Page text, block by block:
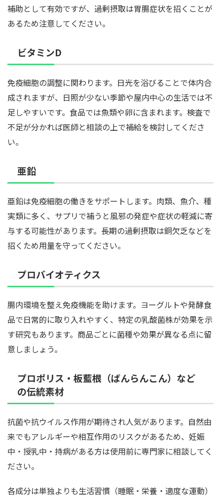
補助として有効ですが、過剰摂取は胃腸症状を招くことが
あるため注意してください。
ビタミンD
免疫細胞の調整に関わります。日光を浴びることで体内合
成されますが、日照が少ない季節や屋内中心の生活では不
足しやすいです。食品では魚類や卵に含まれます。検査で
不足が分かれば医師と相談の上で補給を検討してくださ
い。
亜鉛
亜鉛は免疫細胞の働きをサポートします。肉類、魚介、種
実類に多く、サプリで補うと風邪の発症や症状の軽減に寄
与する可能性があります。長期の過剰摂取は銅欠乏などを
招くため用量を守ってください。
プロバイオティクス
腸内環境を整え免疫機能を助けます。ヨーグルトや発酵食
品で日常的に取り入れやすく、特定の乳酸菌株が効果を示
す研究もあります。商品ごとに菌種や効果が異なる点に留
意しましょう。
プロポリス・板藍根（ばんらんこん）など
の伝統素材
抗菌や抗ウイルス作用が期待され人気があります。自然由
来でもアレルギーや相互作用のリスクがあるため、妊娠
中・授乳中・持病がある方は使用前に専門家に相談してく
ださい。
各成分は単独よりも生活習慣（睡眠・栄養・適度な運動）